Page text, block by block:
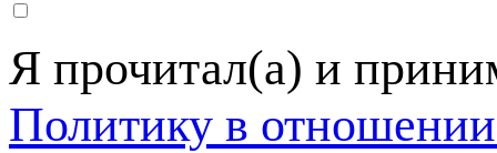
Я прочитал(а) и
Политику в